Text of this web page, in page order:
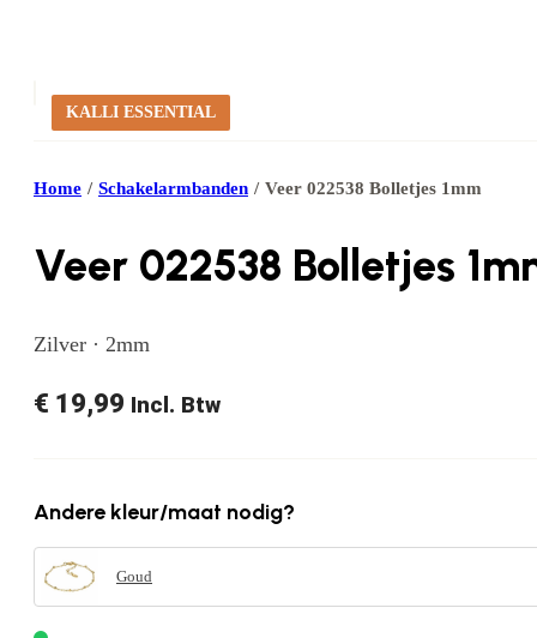
KALLI ESSENTIAL
Home / Schakelarmbanden / Veer 022538 Bolletjes 1mm
Veer 022538 Bolletjes
Zilver · 2mm
€ 19,99 Incl. Btw
Andere kleur/maat nodig?
Goud